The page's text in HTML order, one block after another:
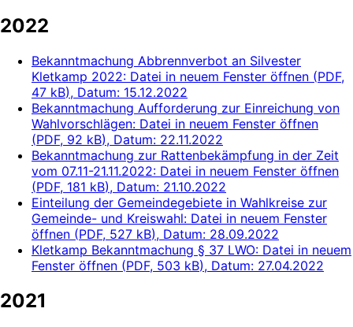
2022
Bekanntmachung Abbrennverbot an Silvester
Kletkamp 2022: Datei in neuem Fenster öffnen (PDF,
47 kB), Datum: 15.12.2022
Bekanntmachung Aufforderung zur Einreichung von
Wahlvorschlägen: Datei in neuem Fenster öffnen
(PDF, 92 kB), Datum: 22.11.2022
Bekanntmachung zur Rattenbekämpfung in der Zeit
vom 07.11-21.11.2022: Datei in neuem Fenster öffnen
(PDF, 181 kB), Datum: 21.10.2022
Einteilung der Gemeindegebiete in Wahlkreise zur
Gemeinde- und Kreiswahl: Datei in neuem Fenster
öffnen (PDF, 527 kB), Datum: 28.09.2022
Kletkamp Bekanntmachung § 37 LWO: Datei in neuem
Fenster öffnen (PDF, 503 kB), Datum: 27.04.2022
2021